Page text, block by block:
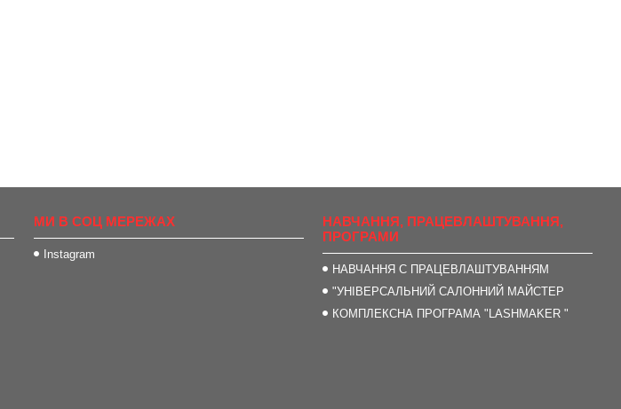
МИ В СОЦ МЕРЕЖАХ
Instagram
НАВЧАННЯ, ПРАЦЕВЛАШТУВАННЯ,
ПРОГРАМИ
НАВЧАННЯ С ПРАЦЕВЛАШТУВАННЯМ
"УНІВЕРСАЛЬНИЙ САЛОННИЙ МАЙСТЕР
КОМПЛЕКСНА ПРОГРАМА "LASHMAKER "